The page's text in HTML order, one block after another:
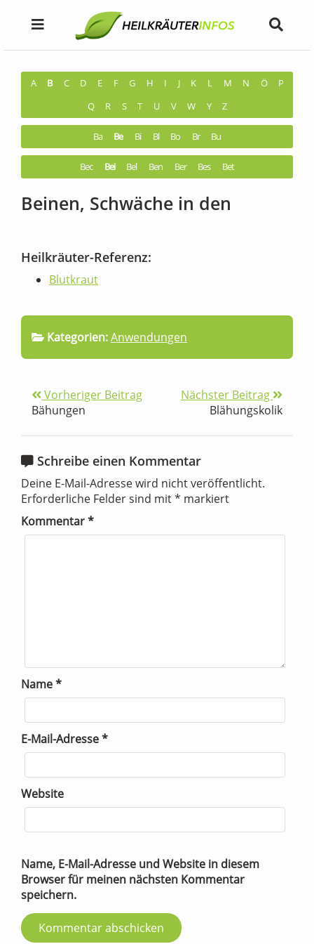
A B C D E F G H I J K L M N Ö
P
Q
R S T U V W Y Z
Ba Be Bi Bl Bo Br Bu
Bec Bei Bel Ben Ber Bes Bet
Beinen, Schwäche in den
Heilkräuter-Referenz:
Blutkraut
Kategorien:Anwendungen
Vorheriger Beitrag
Bähungen
Nächster Beitrag
Blähungskolik
Schreibe einen Kommentar
Deine E-Mail-Adresse wird nicht veröffentlicht.
Erforderliche Felder sind mit* markiert
Kommentar*
Name*
E-Mail-Adresse*
Website
Name, E-Mail-Adresse und Website in diesem
Browser für meinen nächsten Kommentar
speichern.